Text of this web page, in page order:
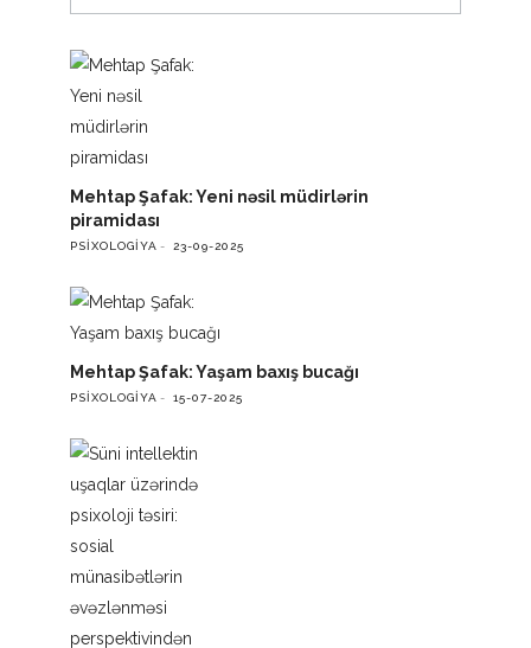
Mehtap Şafak: Yeni nəsil müdirlərin
piramidası
PSIXOLOGIYA 23-09-2025
Mehtap Şafak: Yaşam baxış bucağı
PSIXOLOGIYA 15-07-2025